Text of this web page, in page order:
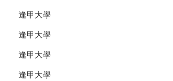
逢甲大學
逢甲大學
逢甲大學
逢甲大學